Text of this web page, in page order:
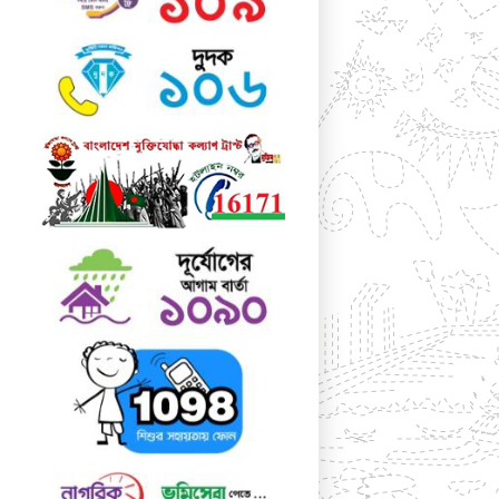
Dreamweaver, FrontPage, PageMaker,
Lorem Ipsum is a dummy text that is
mainly used by the printing and design
industry. It is intended to show how the
type will look before the end product is
available. Lorem Ipsum has been the
industry's standard dummy text ever
since the 1500:s, when an unknown
printer took a galley of type and
scrambled it to make a type specimen
book. Lorem Ipsum dummy texts was
available for many years on adhesive
sheets in different sizes and typefaces
from a company called Letraset. When
computers came along, Aldus included
lorem ipsum in its PageMaker publishing
software, and you now see it wherever
designers, content designers, art
directors, user interface developers and